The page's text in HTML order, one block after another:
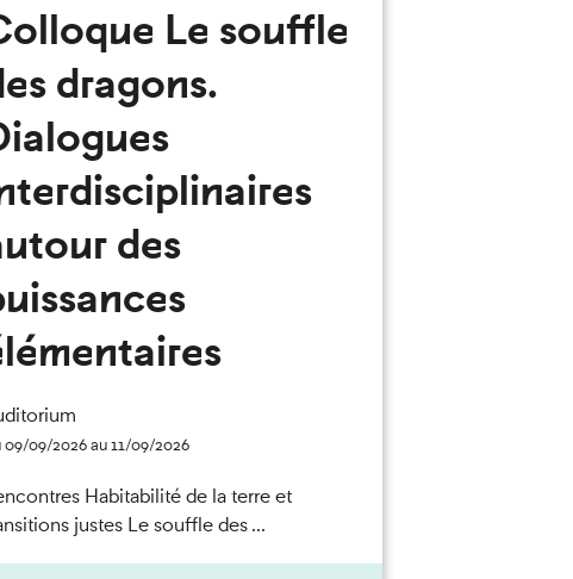
Le souffle
dragons.
des
09/09/2026 au 11/09/2026
Habitabilité de la terre et
justes Le souffle des ...